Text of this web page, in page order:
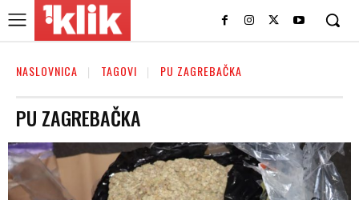
NASLOVNICA TAGOVI PU ZAGREBAČKA
PU ZAGREBAČKA